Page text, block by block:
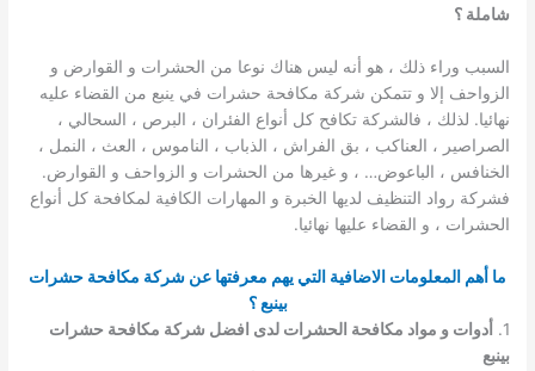
شاملة ؟
السبب وراء ذلك ، هو أنه ليس هناك نوعا من الحشرات و القوارض و
الزواحف إلا و تتمكن شركة مكافحة حشرات في ينبع من القضاء عليه
نهائيا. لذلك ، فالشركة تكافح كل أنواع الفئران ، البرص ، السحالي ،
الصراصير ، العناكب ، بق الفراش ، الذباب ، الناموس ، العث ، النمل ،
الخنافس ، الباعوض… ، و غيرها من الحشرات و الزواحف و القوارض.
فشركة رواد التنظيف لديها الخبرة و المهارات الكافية لمكافحة كل أنواع
الحشرات ، و القضاء عليها نهائيا.
ما أهم المعلومات الاضافية التي يهم معرفتها عن شركة مكافحة حشرات
بينبع ؟
1.
أدوات و مواد مكافحة الحشرات لدى افضل شركة مكافحة حشرات
بينبع